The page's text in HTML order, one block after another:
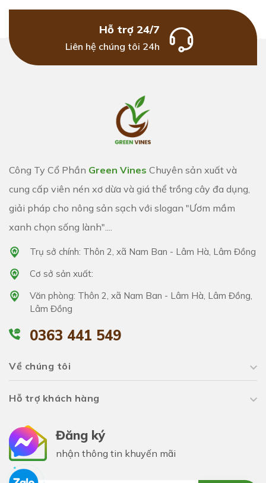
Hỗ trợ 24/7
Liên hệ chúng tôi 24h
Công Ty Cổ Phần Green Vines Chuyên sản xuất và
cung cấp viên nén xơ dừa và giá thể trồng cây đa dụng,
giải pháp cho nông sản sạch với slogan "Ươm mầm
xanh chọn sống lành"....
Trụ sở chính: Thôn 2, xã Nam Ban - Lâm Hà, Lâm Đồng
Cơ sở sản xuất:
Văn phòng: Thôn 2, xã Nam Ban - Lâm Hà, Lâm Đồng,
Lâm Đồng
0363 441 549
Về chúng tôi
Hỗ trợ khách hàng
Đăng ký
nhận thông tin khuyến mãi